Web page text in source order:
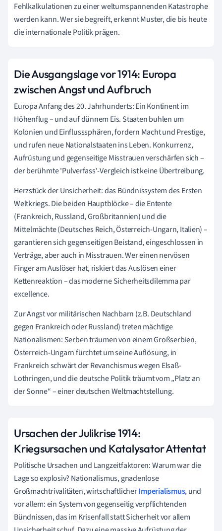
Fehlkalkulationen zu einer weltumspannenden Katastrophe
werden kann. Wer sie begreift, erkennt Muster, die bis heute
die internationale Politik prägen.
Die Ausgangslage vor 1914: Europa
zwischen Angst und Aufbruch
Europa Anfang des 20. Jahrhunderts: Ein Kontinent im
Höhenflug – und auf dünnem Eis. Staaten buhlen um
Kolonien und Einflusssphären, fordern Macht und Prestige,
und rufen neue Nationalstaaten ins Leben. Konkurrenz,
Aufrüstung und gegenseitige Misstrauen verschärfen sich –
der berühmte 'Pulverfass'-Vergleich ist keine Übertreibung.
Herzstück der Unsicherheit: das Bündnissystem des Ersten
Weltkriegs. Die beiden Hauptblöcke – die Entente
(Frankreich, Russland, Großbritannien) und die
Mittelmächte (Deutsches Reich, Österreich-Ungarn, Italien) –
garantieren sich gegenseitigen Beistand, eingeschlossen in
Verträge, aber auch in Misstrauen. Wer einen nervösen
Finger am Auslöser hat, riskiert das Auslösen einer
Kettenreaktion – das moderne Sicherheitsdilemma par
excellence.
Zur Angst vor militärischen Nachbarn (z.B. Deutschland
gegen Frankreich oder Russland) treten mächtige
Nationalismen: Serben träumen von einem Großserbien,
Österreich-Ungarn fürchtet um seine Auflösung, in
Frankreich schwärt der Revanchismus wegen Elsaß-
Lothringen, und die deutsche Politik träumt vom „Platz an
der Sonne“ – einer deutschen Weltmachtstellung.
Ursachen der Julikrise 1914:
Kriegsursachen und Katalysator Attentat
Politische Ursachen und Langzeitfaktoren: Warum war die
Lage so explosiv? Nationalismus, gnadenlose
Großmachtrivalitäten, wirtschaftlicherImperialismus, und
vor allem: ein System von gegenseitig verpflichtenden
Bündnissen, das im Krisenfall statt Sicherheit vor allem